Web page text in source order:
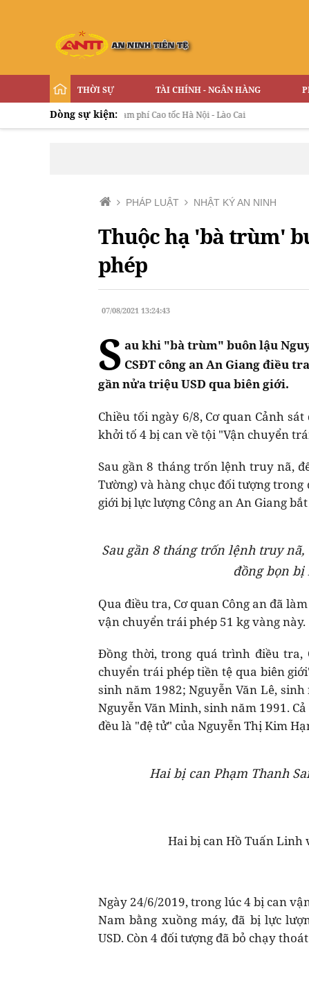
THỜI SỰ TÀI CHÍNH - NGÂN HÀNG
Dòng sự kiện:
kê' xe quá tải vượt trạm phí Cao tốc Hà Nội - Lào Cai
PHÁP LUẬT NHẬT KÝ AN NINH
Thuộc hạ 'bà trùm'
phép
07/08/2021 13:24:43
S au khi "bà trùm" buôn lậu
CSĐT công an An Giang điều
gần nửa triệu USD qua biên giới.
Chiều tối ngày 6/8, Cơ quan Cảnh
khởi tố 4 bị can về tội "Vận chuyển
Sau gần 8 tháng trốn lệnh truy nã,
Tường) và hàng chục đối tượng
giới bị lực lượng Công an An Giang
Sau gần 8 tháng trốn lệnh truy
đồng bọn bị
Qua điều tra, Cơ quan Công an đã
vận chuyển trái phép 51 kg vàng này.
Đồng thời, trong quá trình điều tra,
chuyển trái phép tiền tệ qua biên
sinh năm 1982; Nguyễn Văn Lê,
Nguyễn Văn Minh, sinh năm 1991.
đều là "đệ tử" của Nguyễn Thị Kim
Hai bị can Phạm Thanh
Hai bị can Hồ Tuấn Linh
Ngày 24/6/2019, trong lúc 4 bị can
Nam bằng xuồng máy, đã bị lực
USD. Còn 4 đối tượng đã bỏ chạy